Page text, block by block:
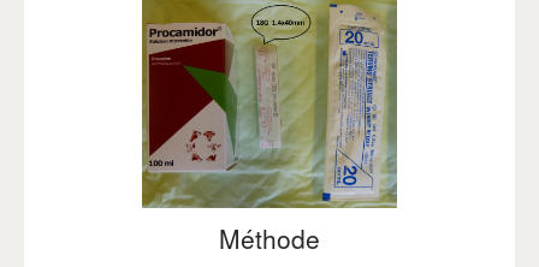
Méthode